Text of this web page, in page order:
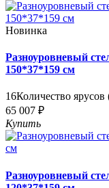
Новинка
Разноуровневый
150*37*159 см
16Количество ярусов
65 007 ₽
Купить
Разноуровневый